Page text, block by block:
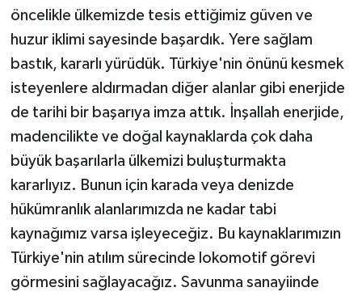
öncelikle ülkemizde tesis ettiğimiz güven ve
huzur iklimi sayesinde başardık. Yere sağlam
bastık, kararlı yürüdük. Türkiye'nin önünü kesmek
isteyenlere aldırmadan diğer alanlar gibi enerjide
de tarihi bir başarıya imza attık. İnşallah enerjide,
madencilikte ve doğal kaynaklarda çok daha
büyük başarılarla ülkemizi buluşturmakta
kararlıyız. Bunun için karada veya denizde
hükümranlık alanlarımızda ne kadar tabi
kaynağımız varsa işleyeceğiz. Bu kaynaklarımızın
Türkiye'nin atılım sürecinde lokomotif görevi
görmesini sağlayacağız. Savunma sanayiinde